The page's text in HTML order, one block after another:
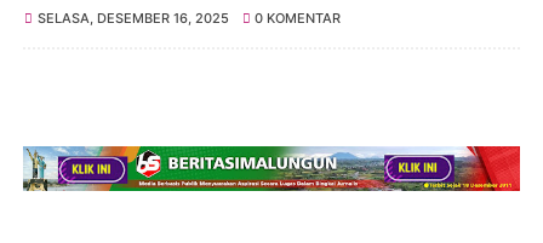
SELASA, DESEMBER 16, 2025 0 KOMENTAR